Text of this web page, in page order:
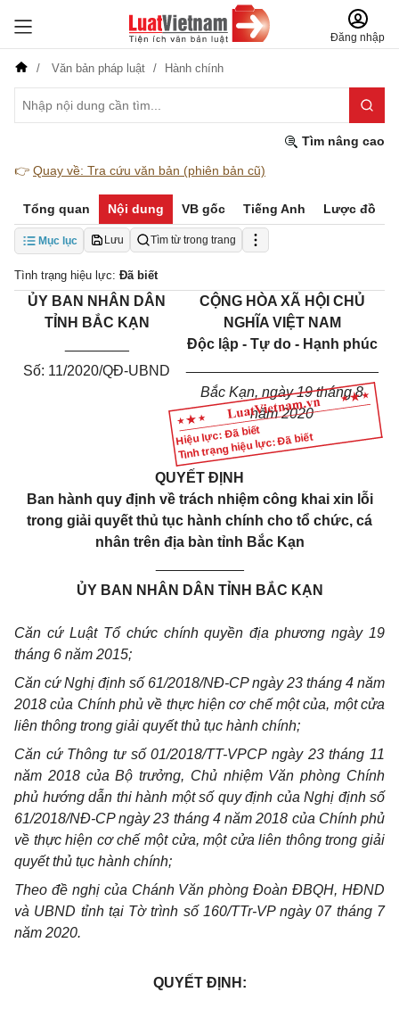
Đăng nhập
Văn bản pháp luật Hành chính
Tìm nâng cao
👉 Quay về: Tra cứu văn bản (phiên bản cũ)
Tổng quan Nội dung VB gốc Tiếng Anh Lược đồ
Mục lục Lưu Tìm từ trong trang
Tình trạng hiệu lực: Đã biết
Hiệu lực: Đã biết
Tình trạng hiệu lực: Đã biết
ỦY BAN NHÂN DÂN
TỈNH BẮC KẠN
Số: 11/2020/QĐ-UBND
CỘNG HÒA XÃ HỘI CHỦ
NGHĨA VIỆT NAM
Độc lập - Tự do - Hạnh phúc
Bắc Kạn, ngày 19 tháng 8
năm 2020
QUYẾT ĐỊNH
Ban hành quy định về trách nhiệm công khai xin lỗi
trong giải quyết thủ tục hành chính cho tổ chức, cá
nhân trên địa bàn tỉnh Bắc Kạn
ỦY BAN NHÂN DÂN TỈNH BẮC KẠN
Căn cứ Luật Tổ chức chính quyền địa phương ngày 19
tháng 6 năm 2015;
Căn cứ Nghị định số 61/2018/NĐ-CP ngày 23 tháng 4 năm
2018 của Chính phủ về thực hiện cơ chế một của, một cửa
liên thông trong giải quyết thủ tục hành chính;
Căn cứ Thông tư số 01/2018/TT-VPCP ngày 23 tháng 11
năm 2018 của Bộ trưởng, Chủ nhiệm Văn phòng Chính
phủ hướng dẫn thi hành một số quy định của Nghị định số
61/2018/NĐ-CP ngày 23 tháng 4 năm 2018 của Chính phủ
về thực hiện cơ chế một cửa, một cửa liên thông trong giải
quyết thủ tục hành chính;
Theo đề nghị của Chánh Văn phòng Đoàn ĐBQH, HĐND
và UBND tỉnh tại Tờ trình số 160/TTr-VP ngày 07 tháng 7
năm 2020.
QUYẾT ĐỊNH: